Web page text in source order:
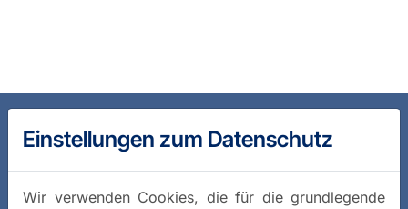
Einstellungen zum Datenschutz
Wir verwenden Cookies, die für die grundlegende